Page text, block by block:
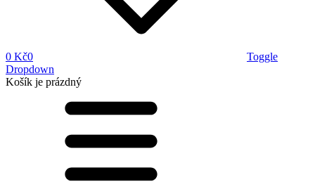
0 Kč0
Toggle
Dropdown
Košík je prázdný